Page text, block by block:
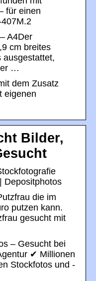
für einen
A4Der
cm breites
ausgestattet,
…
dem Zusatz
eigenen
Bilder,
Depositphotos
die im
putzen kann.
gesucht mit
– Gesucht bei
✔ Millionen
Stockfotos und -